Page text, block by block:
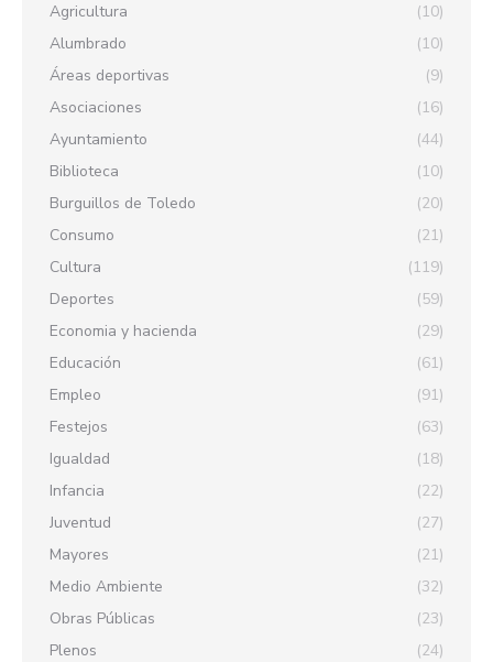
Agricultura
(10)
Alumbrado
(10)
Áreas deportivas
(9)
Asociaciones
(16)
Ayuntamiento
(44)
Biblioteca
(10)
Burguillos de Toledo
(20)
Consumo
(21)
Cultura
(119)
Deportes
(59)
Economia y hacienda
(29)
Educación
(61)
Empleo
(91)
Festejos
(63)
Igualdad
(18)
Infancia
(22)
Juventud
(27)
Mayores
(21)
Medio Ambiente
(32)
Obras Públicas
(23)
Plenos
(24)